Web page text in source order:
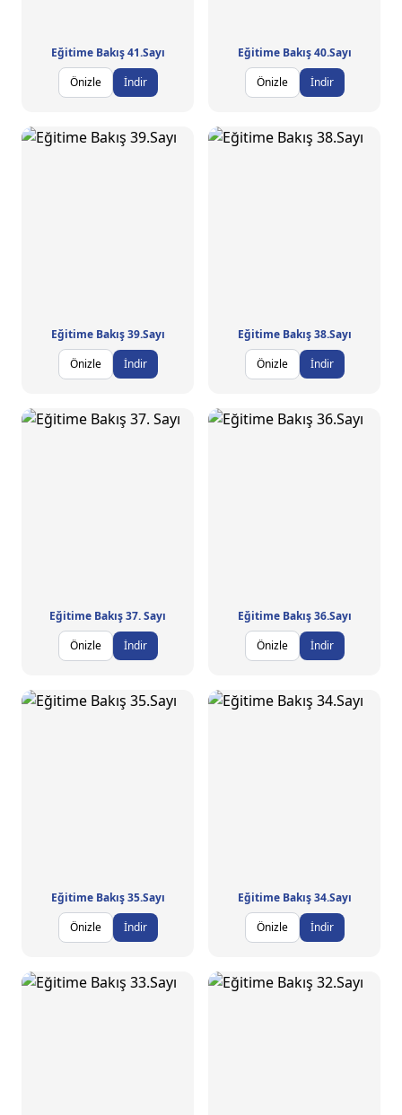
Eğitime Bakış 41.Sayı
Önizle
İndir
Eğitime Bakış 40.Sayı
Önizle
İndir
Eğitime Bakış 39.Sayı
Önizle
İndir
Eğitime Bakış 38.Sayı
Önizle
İndir
Eğitime Bakış 37. Sayı
Önizle
İndir
Eğitime Bakış 36.Sayı
Önizle
İndir
Eğitime Bakış 35.Sayı
Önizle
İndir
Eğitime Bakış 34.Sayı
Önizle
İndir